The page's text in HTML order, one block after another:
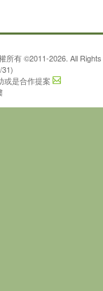
所有 ©2011-2026. All
或是合作提案